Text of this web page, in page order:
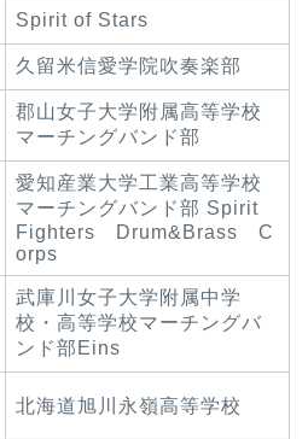
Spirit of Stars
久留米信愛学院吹奏楽部
郡山女子大学附属高等学校
マーチングバンド部
愛知産業大学工業高等学校
マーチングバンド部 Spirit
Fighters Drum&Brass C
orps
武庫川女子大学附属中学
校・高等学校マーチングバ
ンド部Eins
北海道旭川永嶺高等学校